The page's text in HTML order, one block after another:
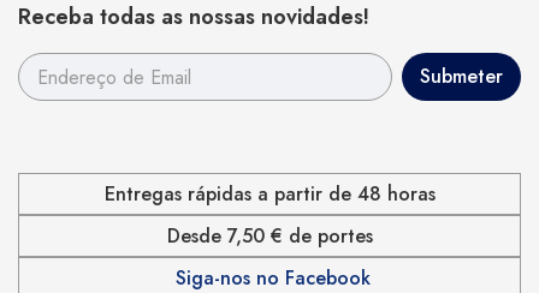
Receba todas as nossas novidades!
Entregas rápidas a partir de 48 horas
Desde 7,50 € de portes
Siga-nos no Facebook